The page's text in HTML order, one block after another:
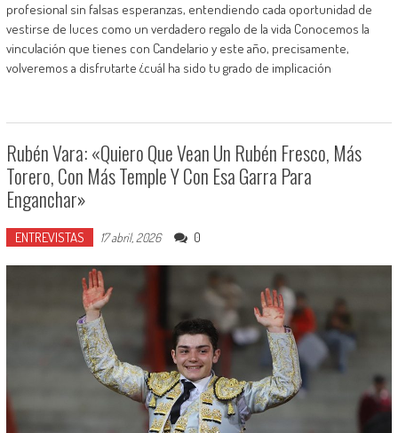
profesional sin falsas esperanzas, entendiendo cada oportunidad de
vestirse de luces como un verdadero regalo de la vida Conocemos la
vinculación que tienes con Candelario y este año, precisamente,
volveremos a disfrutarte ¿cuál ha sido tu grado de implicación
Rubén Vara: «Quiero Que Vean Un Rubén Fresco, Más
Torero, Con Más Temple Y Con Esa Garra Para
Enganchar»
ENTREVISTAS 17 abril, 2026 0